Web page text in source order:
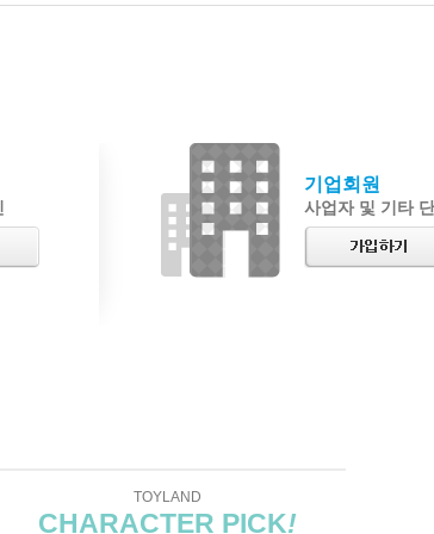
기업회원
사업자 및 기타
TOYLAND
CHARACTER PICK!